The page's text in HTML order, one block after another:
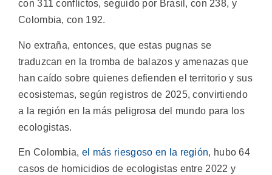
con 311 conflictos, seguido por Brasil, con 238, y
Colombia, con 192.
No extraña, entonces, que estas pugnas se
traduzcan en la tromba de balazos y amenazas que
han caído sobre quienes defienden el territorio y sus
ecosistemas, según registros de 2025, convirtiendo
a la región en la más peligrosa del mundo para los
ecologistas.
En Colombia, el más riesgoso en la región, hubo 64
casos de homicidios de ecologistas entre 2022 y